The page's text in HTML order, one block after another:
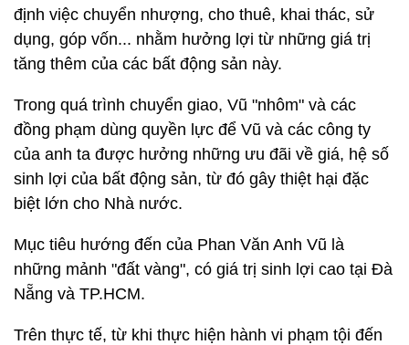
định việc chuyển nhượng, cho thuê, khai thác, sử
dụng, góp vốn... nhằm hưởng lợi từ những giá trị
tăng thêm của các bất động sản này.
Trong quá trình chuyển giao, Vũ "nhôm" và các
đồng phạm dùng quyền lực để Vũ và các công ty
của anh ta được hưởng những ưu đãi về giá, hệ số
sinh lợi của bất động sản, từ đó gây thiệt hại đặc
biệt lớn cho Nhà nước.
Mục tiêu hướng đến của Phan Văn Anh Vũ là
những mảnh "đất vàng", có giá trị sinh lợi cao tại Đà
Nẵng và TP.HCM.
Trên thực tế, từ khi thực hiện hành vi phạm tội đến